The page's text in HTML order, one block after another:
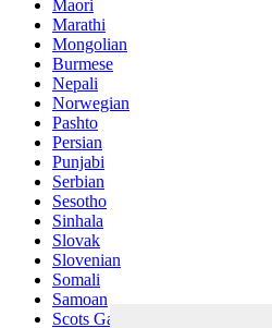
Maori
Marathi
Mongolian
Burmese
Nepali
Norwegian
Pashto
Persian
Punjabi
Serbian
Sesotho
Sinhala
Slovak
Slovenian
Somali
Samoan
Scots Gaelic